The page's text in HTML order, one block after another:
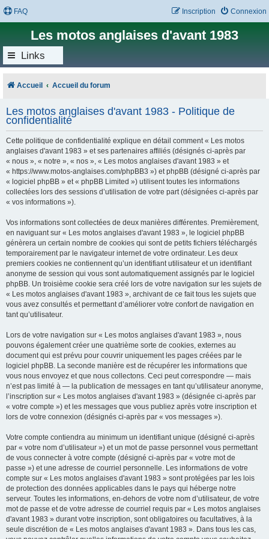
FAQ Connexion
Inscription
Les motos anglaises d'avant 1983
Links
Accueil Accueil du forum
Les motos anglaises d'avant 1983 - Politique de
confidentialité
Cette politique de confidentialité explique en détail comment « Les motos
anglaises d'avant 1983 » et ses partenaires affiliés (désignés ci-après par
« nous », « notre », « nos », « Les motos anglaises d'avant 1983 » et
« https://www.motos-anglaises.com/phpBB3 ») et phpBB (désigné ci-après par
« logiciel phpBB » et « phpBB Limited ») utilisent toutes les informations
collectées lors des sessions d’utilisation de votre part (désignées ci-après par
« vos informations »).
Vos informations sont collectées de deux manières différentes. Premièrement,
en naviguant sur « Les motos anglaises d'avant 1983 », le logiciel phpBB
génèrera un certain nombre de cookies qui sont de petits fichiers téléchargés
temporairement par le navigateur internet de votre ordinateur. Les deux
premiers cookies ne contiennent qu’un identifiant utilisateur et un identifiant
anonyme de session qui vous sont automatiquement assignés par le logiciel
phpBB. Un troisième cookie sera créé lors de votre navigation sur les sujets de
« Les motos anglaises d'avant 1983 », archivant de ce fait tous les sujets que
vous avez consultés et permettant d’améliorer votre confort de navigation en
tant qu’utilisateur.
Lors de votre navigation sur « Les motos anglaises d'avant 1983 », nous
pouvons également créer une quatrième sorte de cookies, externes au
document qui est prévu pour couvrir uniquement les pages créées par le
logiciel phpBB. La seconde manière est de récupérer les informations que
vous nous envoyez et que nous collectons. Ceci peut correspondre — mais
n’est pas limité à — la publication de messages en tant qu’utilisateur anonyme,
l’inscription sur « Les motos anglaises d'avant 1983 » (désignée ci-après par
« votre compte ») et les messages que vous publiez après votre inscription et
lors de votre connexion (désignés ci-après par « vos messages »).
Votre compte contiendra au minimum un identifiant unique (désigné ci-après
par « votre nom d’utilisateur ») et un mot de passe personnel vous permettant
de vous connecter à votre compte (désigné ci-après par « votre mot de
passe ») et une adresse de courriel personnelle. Les informations de votre
compte sur « Les motos anglaises d'avant 1983 » sont protégées par les lois
de protection des données applicables dans le pays qui héberge notre
serveur. Toutes les informations, en-dehors de votre nom d’utilisateur, de votre
mot de passe et de votre adresse de courriel requis par « Les motos anglaises
d'avant 1983 » durant votre inscription, sont obligatoires ou facultatives, à la
seule discrétion de « Les motos anglaises d'avant 1983 ». Dans tous les cas,